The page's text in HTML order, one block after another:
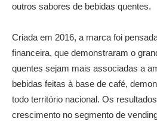
outros sabores de bebidas quentes.
Criada em 2016, a marca foi
financeira, que demonstraram o
quentes sejam mais associadas a
bebidas feitas à base de café,
todo território nacional. Os
crescimento no segmento de